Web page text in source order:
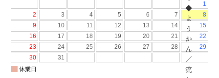
◆
よ
う
か
ん
／
流